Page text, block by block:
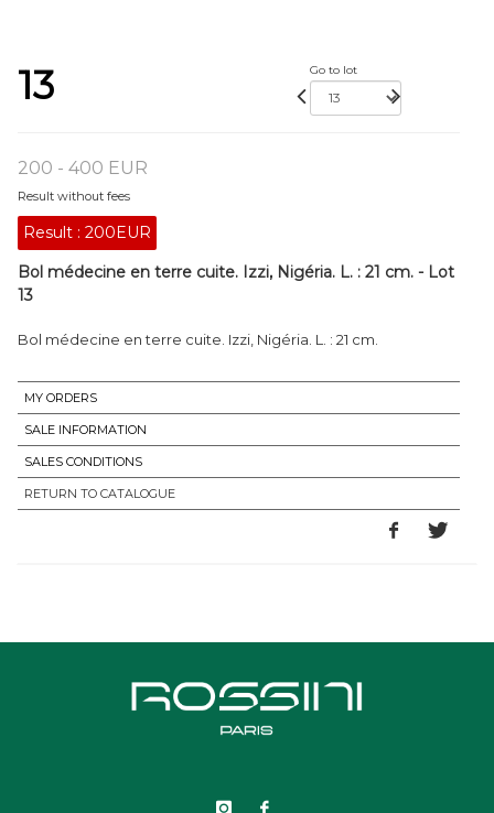
13 Go to lot
200 - 400 EUR
Result without fees
Result : 200EUR
Bol médecine en terre cuite. Izzi, Nigéria. L. : 21 cm. - Lot
13
Bol médecine en terre cuite. Izzi, Nigéria. L. : 21 cm.
MY ORDERS
SALE INFORMATION
SALES CONDITIONS
RETURN TO CATALOGUE